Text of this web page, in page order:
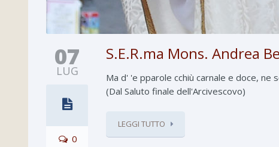
07
LUG
0
S.E.R.ma Mons. Andrea
Ma d' 'e pparole cchiù carnale e doce, ne
(Dal Saluto finale dell'Arcivescovo)
LEGGI TUTTO